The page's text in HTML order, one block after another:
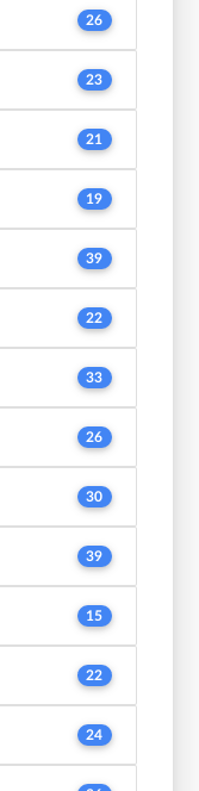
26
23
21
19
39
22
33
26
30
39
15
22
24